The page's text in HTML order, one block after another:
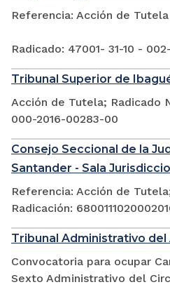
Referencia: Acción de Tutela
Radicado: 47001- 31-10 -
Tribunal Superior de
Acción de Tutela; Radicado
000-2016-00283-00
Consejo Seccional de la
Santander - Sala
Referencia: Acción de
Radicación:
Tribunal Administrativo
Convocatoria para ocupar
Sexto Administrativo del